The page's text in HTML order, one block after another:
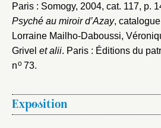
Paris : Somogy, 2004, cat. 117, p.
Psyché au miroir d’Azay,
Lorraine Mailho-Daboussi,
Grivel et alii. Paris : Éditions du
no73.
Exposition